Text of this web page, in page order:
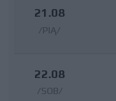
21.08
/PIĄ/
22.08
/SOB/